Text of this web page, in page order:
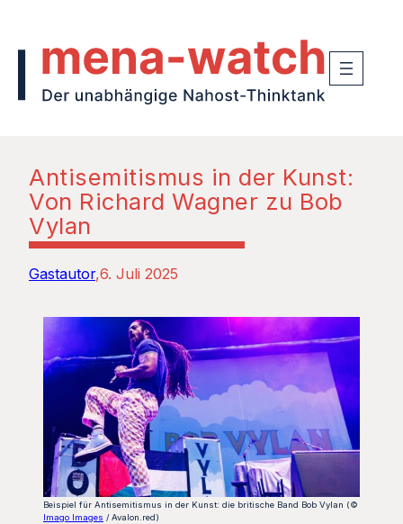
Antisemitismus in der Kunst:
Von Richard Wagner zu Bob
Vylan
Gastautor 6. Juli 2025
Beispiel für Antisemitismus in der Kunst: die britische Band Bob Vylan (©
Imago Images / Avalon.red)